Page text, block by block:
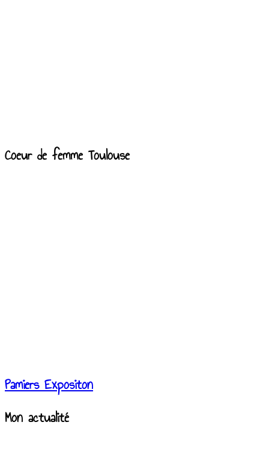
Coeur de femme Toulouse
Pamiers Expositon
Mon actualité